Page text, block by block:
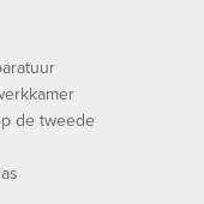
de tweede